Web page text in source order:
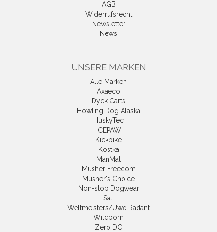
AGB
Widerrufsrecht
Newsletter
News
UNSERE MARKEN
Alle Marken
Axaeco
Dyck Carts
Howling Dog Alaska
HuskyTec
ICEPAW
Kickbike
Kostka
ManMat
Musher Freedom
Musher's Choice
Non-stop Dogwear
Sali
Weltmeisters/Uwe Radant
Wildborn
Zero DC